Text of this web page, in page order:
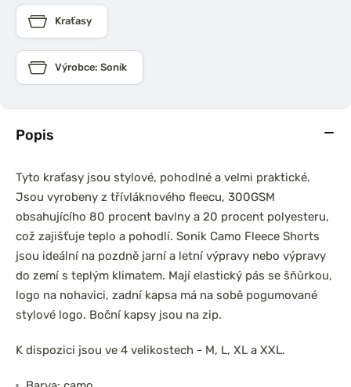
Popis
Tyto kraťasy jsou stylové, pohodlné a velmi praktické.
Jsou vyrobeny z třívláknového fleecu, 300GSM
obsahujícího 80 procent bavlny a 20 procent polyesteru,
což zajišťuje teplo a pohodlí. Sonik Camo Fleece Shorts
jsou ideální na pozdně jarní a letní výpravy nebo výpravy
do zemí s teplým klimatem. Mají elastický pás se šňůrkou,
logo na nohavici, zadní kapsa má na sobě pogumované
stylové logo. Boční kapsy jsou na zip.
K dispozici jsou ve 4 velikostech - M, L, XL a XXL.
Kraťasy
Výrobce: Sonik